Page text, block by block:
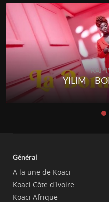
RAP
YILIM -
Général
A la une de Koaci
Koaci Côte d'Ivoire
Koaci Afrique